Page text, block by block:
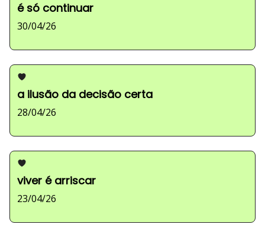
é só continuar
30/04/26
a ilusão da decisão certa
28/04/26
viver é arriscar
23/04/26